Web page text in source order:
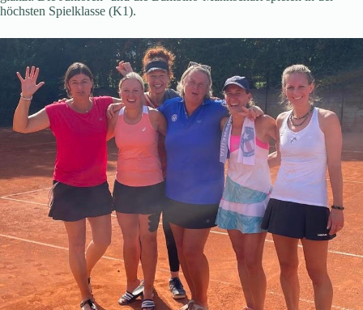
höchsten Spielklasse (K1).